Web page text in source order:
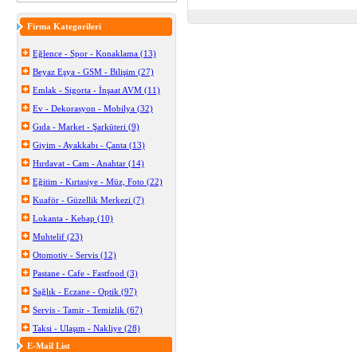
Firma Kategorileri
Eğlence - Spor - Konaklama (13)
Beyaz Eşya - GSM - Bilişim (27)
Emlak - Sigorta - İnşaat AVM (11)
Ev - Dekorasyon - Mobilya (32)
Gıda - Market - Şarküteri (9)
Giyim - Ayakkabı - Çanta (13)
Hırdavat - Cam - Anahtar (14)
Eğitim - Kırtasiye - Müz, Foto (22)
Kuaför - Güzellik Merkezi (7)
Lokanta - Kebap (10)
Muhtelif (23)
Otomotiv - Servis (12)
Pastane - Cafe - Fastfood (3)
Sağlık - Eczane - Optik (97)
Servis - Tamir - Temizlik (67)
Taksi - Ulaşım - Nakliye (28)
E-Mail List